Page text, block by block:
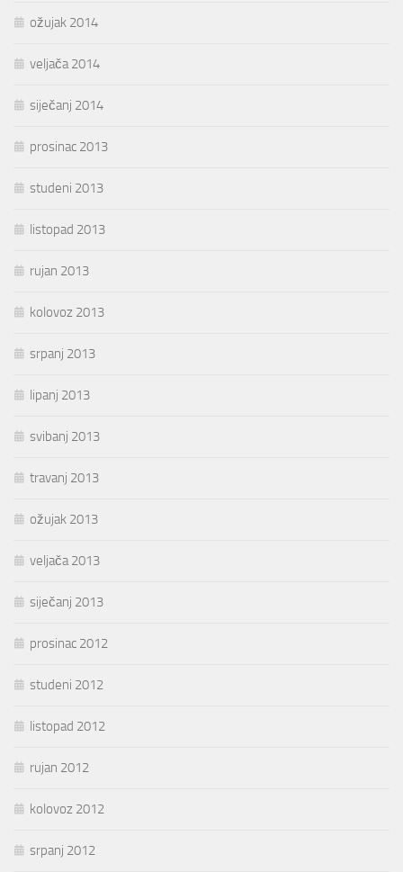
ožujak 2014
veljača 2014
siječanj 2014
prosinac 2013
studeni 2013
listopad 2013
rujan 2013
kolovoz 2013
srpanj 2013
lipanj 2013
svibanj 2013
travanj 2013
ožujak 2013
veljača 2013
siječanj 2013
prosinac 2012
studeni 2012
listopad 2012
rujan 2012
kolovoz 2012
srpanj 2012